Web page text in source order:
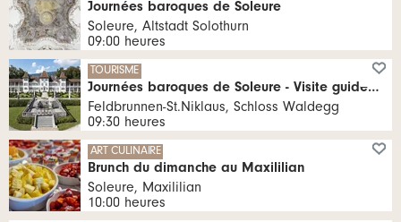
Journées baroques de Soleure
Soleure, Altstadt Solothurn
09:00 heures
TOURISME
Journées baroques de Soleure - Visite guidée du château de Waldegg
Feldbrunnen-St.Niklaus, Schloss Waldegg
09:30 heures
ART CULINAIRE
Brunch du dimanche au Maxililian
Soleure, Maxililian
10:00 heures